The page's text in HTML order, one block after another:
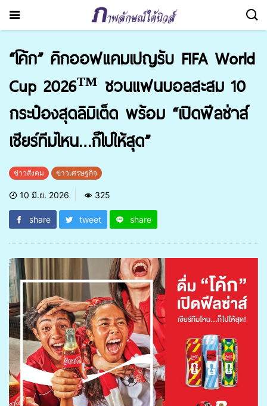
“โค้ก” คิกออฟแคมเปญรับ FIFA World
Cup 2026™ ชวนแฟนบอลสะสม 10
กระป๋องสุดลิมิเต็ด พร้อม “เปิดฟีลซ่าส์
เชียร์ทีมไหน…ก็ไปให้สุด”
ข่าวสังคม ข่าวเศรษฐกิจ
10 มิ.ย. 2026 325
share tweet share